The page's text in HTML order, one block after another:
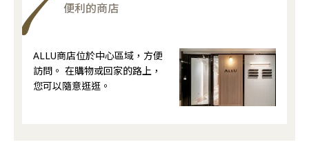
便利的商店
ALLU商店位於中心區域，方便
訪問。 在購物或回家的路上，
您可以隨意逛逛。